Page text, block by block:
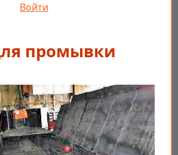
Войти
промывки